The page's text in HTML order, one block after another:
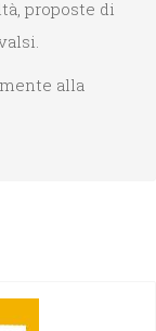
proposte di
alla